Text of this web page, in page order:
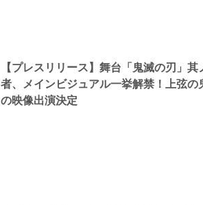
【プレスリリース】舞台「鬼滅の刃」
者、メインビジュアル一挙解禁！上弦
の映像出演決定